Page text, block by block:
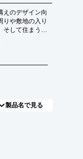
えのデザイン向
りや敷地の入り
して住まう人
物の付帯設備
ライフスタイ
製品名で見る